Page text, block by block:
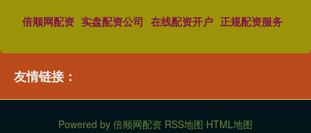
倍顺网配资 实盘配资公司 在线配资开户 正规配资服务
友情链接：
Powered by 倍顺网配资 RSS地图 HTML地图